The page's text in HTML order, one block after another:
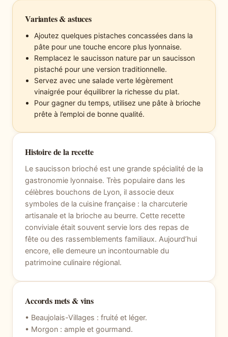
Variantes & astuces
Ajoutez quelques pistaches concassées dans la
pâte pour une touche encore plus lyonnaise.
Remplacez le saucisson nature par un saucisson
pistaché pour une version traditionnelle.
Servez avec une salade verte légèrement
vinaigrée pour équilibrer la richesse du plat.
Pour gagner du temps, utilisez une pâte à brioche
prête à l’emploi de bonne qualité.
Histoire de la recette
Le saucisson brioché est une grande spécialité de la
gastronomie lyonnaise. Très populaire dans les
célèbres bouchons de Lyon, il associe deux
symboles de la cuisine française : la charcuterie
artisanale et la brioche au beurre. Cette recette
conviviale était souvent servie lors des repas de
fête ou des rassemblements familiaux. Aujourd’hui
encore, elle demeure un incontournable du
patrimoine culinaire régional.
Accords mets & vins
• Beaujolais-Villages : fruité et léger.
• Morgon : ample et gourmand.